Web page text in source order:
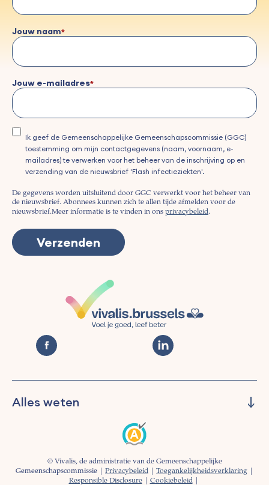
Jouw naam
Jouw e-mailadres
Ik geef de Gemeenschappelijke Gemeenschapscommissie (GGC)
toestemming om mijn contactgegevens (naam, voornaam, e-
mailadres) te verwerken voor het beheer van de inschrijving op en
verzending van de nieuwsbrief 'Flash infectieziekten'.
De gegevens worden uitsluitend door GGC verwerkt voor het beheer van
de nieuwsbrief. Abonnees kunnen zich te allen tijde afmelden voor de
nieuwsbrief.Meer informatie is te vinden in ons privacybeleid.
Alles weten
Informeren
Begeleiding
© Vivalis, de administratie van de Gemeenschappelijke
Gemeenschapscommissie | Privacybeleid Toegankelijkheidsverklaring
Responsible Disclosure| Cookiebeleid|